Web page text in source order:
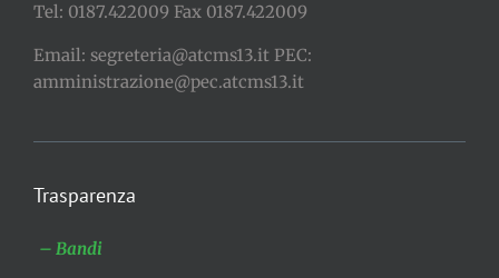
Tel: 0187.422009 Fax 0187.422009
Email: segreteria@atcms13.it PEC:
amministrazione@pec.atcms13.it
Trasparenza
– Bandi